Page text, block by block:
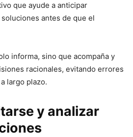
que ayude a anticipar
antes de que el
informa, sino que acompaña y
racionales, evitando errores
largo plazo.
y analizar